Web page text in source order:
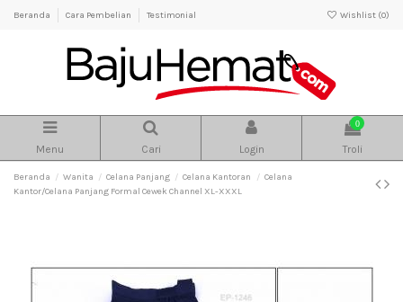
Beranda Cara Pembelian Testimonial Wishlist (0)
Menu Cari Login
0
Troli
Beranda Wanita Celana Panjang Celana Kantoran
Celana
Kantor/Celana Panjang Formal Cewek Channel XL-XXXL